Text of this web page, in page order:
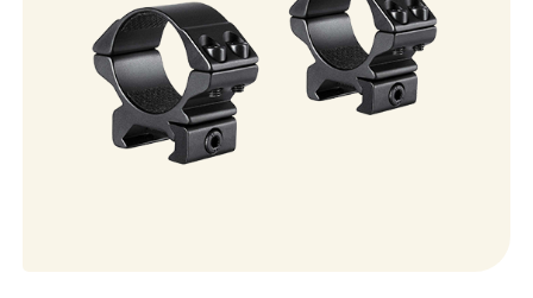
Jaktkläder & skor
Måltavlor